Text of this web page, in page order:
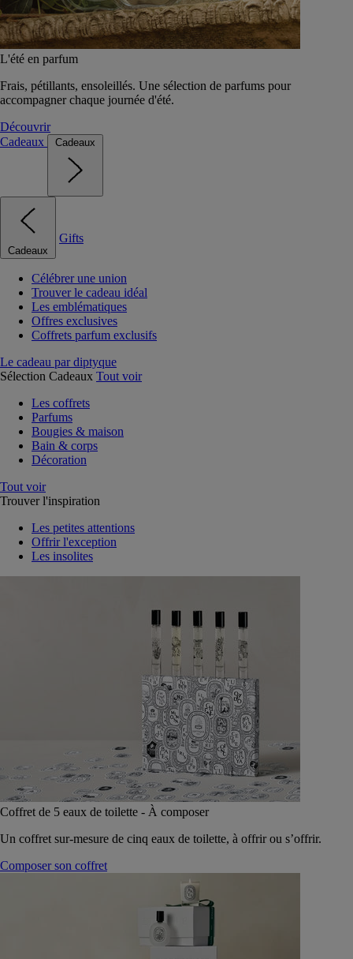
L'été en parfum
Frais, pétillants, ensoleillés. Une sélection de parfums pour
accompagner chaque journée d'été.
Découvrir
Cadeaux
Cadeaux
Cadeaux
Gifts
Célébrer une union
Trouver le cadeau idéal
Les emblématiques
Offres exclusives
Coffrets parfum exclusifs
Le cadeau par diptyque
Sélection Cadeaux Tout voir
Les coffrets
Parfums
Bougies & maison
Bain & corps
Décoration
Tout voir
Trouver l'inspiration
Les petites attentions
Offrir l'exception
Les insolites
Coffret de 5 eaux de toilette - À composer
Un coffret sur-mesure de cinq eaux de toilette, à offrir ou s’offrir.
Composer son coffret